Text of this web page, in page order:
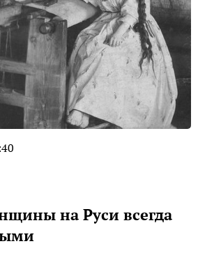
на Руси всегда